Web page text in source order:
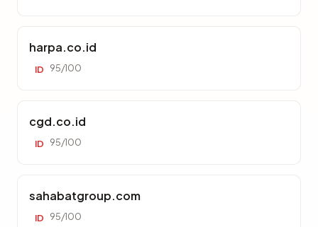
harpa.co.id
ID 95/100
cgd.co.id
ID 95/100
sahabatgroup.com
ID 95/100